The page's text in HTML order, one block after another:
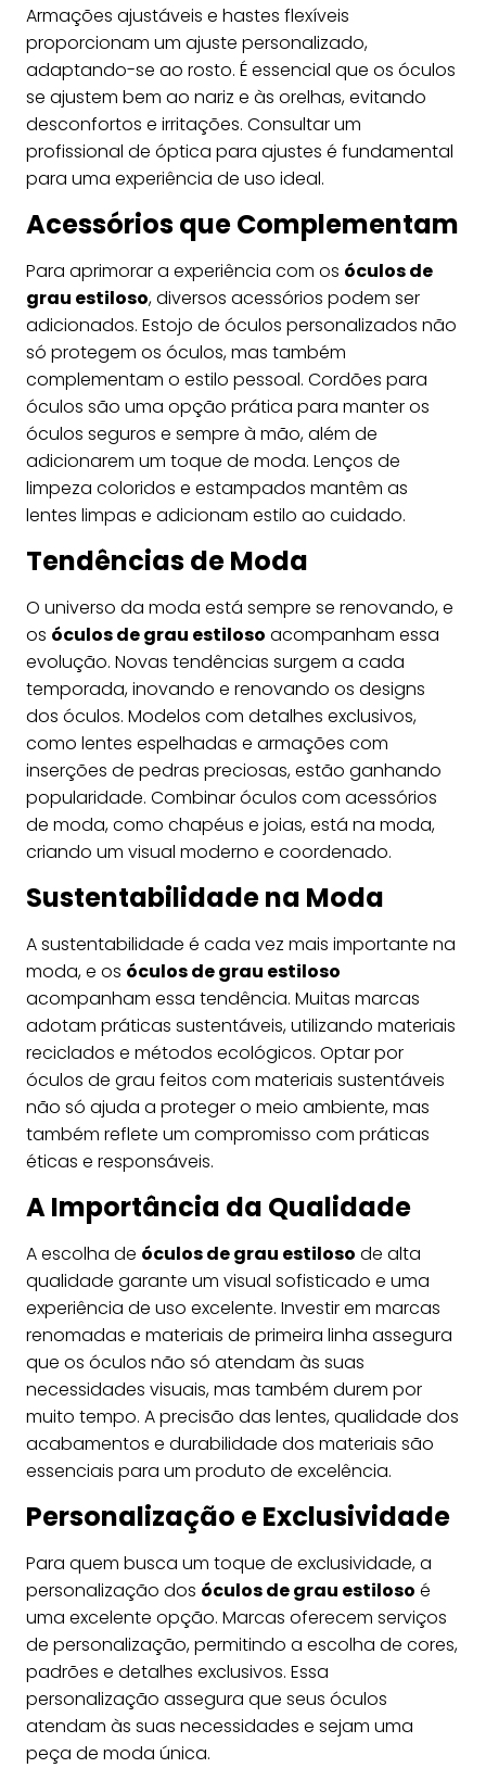
Armações ajustáveis e hastes flexíveis
proporcionam um ajuste personalizado,
adaptando-se ao rosto. É essencial que os óculos
se ajustem bem ao nariz e às orelhas, evitando
desconfortos e irritações. Consultar um
profissional de óptica para ajustes é fundamental
para uma experiência de uso ideal.
Acessórios que Complementam
Para aprimorar a experiência com os óculos de
grau estiloso, diversos acessórios podem ser
adicionados. Estojo de óculos personalizados não
só protegem os óculos, mas também
complementam o estilo pessoal. Cordões para
óculos são uma opção prática para manter os
óculos seguros e sempre à mão, além de
adicionarem um toque de moda. Lenços de
limpeza coloridos e estampados mantêm as
lentes limpas e adicionam estilo ao cuidado.
Tendências de Moda
O universo da moda está sempre se renovando, e
os óculos de grau estiloso acompanham essa
evolução. Novas tendências surgem a cada
temporada, inovando e renovando os designs
dos óculos. Modelos com detalhes exclusivos,
como lentes espelhadas e armações com
inserções de pedras preciosas, estão ganhando
popularidade. Combinar óculos com acessórios
de moda, como chapéus e joias, está na moda,
criando um visual moderno e coordenado.
Sustentabilidade na Moda
A sustentabilidade é cada vez mais importante na
moda, e os óculos de grau estiloso
acompanham essa tendência. Muitas marcas
adotam práticas sustentáveis, utilizando materiais
reciclados e métodos ecológicos. Optar por
óculos de grau feitos com materiais sustentáveis
não só ajuda a proteger o meio ambiente, mas
também reflete um compromisso com práticas
éticas e responsáveis.
A Importância da Qualidade
A escolha de óculos de grau estiloso de alta
qualidade garante um visual sofisticado e uma
experiência de uso excelente. Investir em marcas
renomadas e materiais de primeira linha assegura
que os óculos não só atendam às suas
necessidades visuais, mas também durem por
muito tempo. A precisão das lentes, qualidade dos
acabamentos e durabilidade dos materiais são
essenciais para um produto de excelência.
Personalização e Exclusividade
Para quem busca um toque de exclusividade, a
personalização dos óculos de grau estiloso é
uma excelente opção. Marcas oferecem serviços
de personalização, permitindo a escolha de cores,
padrões e detalhes exclusivos. Essa
personalização assegura que seus óculos
atendam às suas necessidades e sejam uma
peça de moda única.